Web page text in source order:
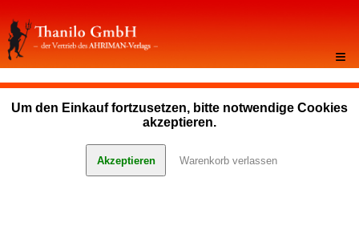
≡
Um den Einkauf fortzusetzen, bitte notwendige Cookies
akzeptieren.
Akzeptieren Warenkorb verlassen